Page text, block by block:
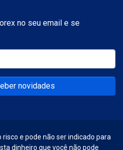
no seu email e se
novidades
e pode não ser indicado para
dinheiro que você não pode